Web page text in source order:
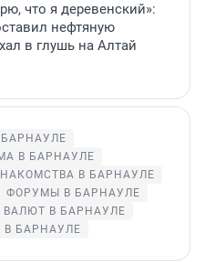
что я деревенский»:
нефтяную
в глушь на Алтай
В БАРНАУЛЕ
В БАРНАУЛЕ
ФОРУМЫ В БАРНАУЛЕ
ВАЛЮТ В БАРНАУЛЕ
БАРНАУЛЕ